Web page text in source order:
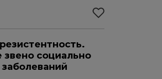
звено социально